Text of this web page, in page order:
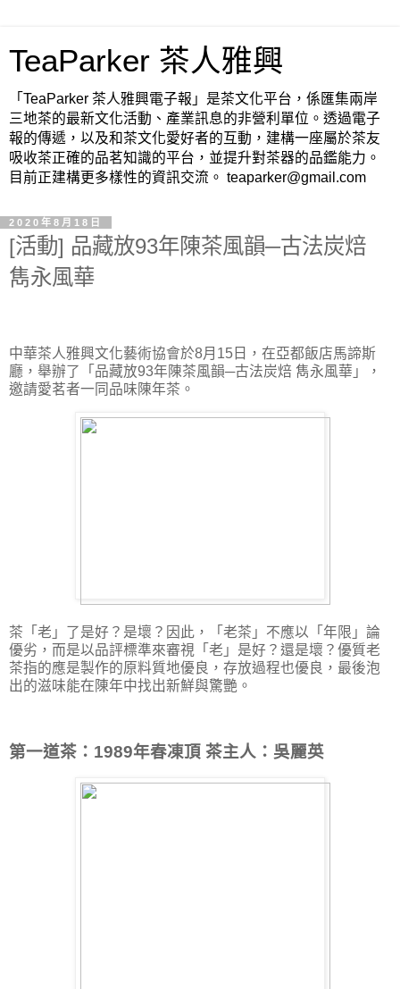
TeaParker 茶人雅興
「TeaParker 茶人雅興電子報」是茶文化平台，係匯集兩岸
三地茶的最新文化活動、產業訊息的非營利單位。透過電子
報的傳遞，以及和茶文化愛好者的互動，建構一座屬於茶友
吸收茶正確的品茗知識的平台，並提升對茶器的品鑑能力。
目前正建構更多樣性的資訊交流。 teaparker@gmail.com
2020年8月18日
[活動] 品藏放93年陳茶風韻─古法炭焙
雋永風華
中華茶人雅興文化藝術協會於8月15日，在亞都飯店馬諦斯
廳，舉辦了「品藏放93年陳茶風韻─古法炭焙 雋永風華」，
邀請愛茗者一同品味陳年茶。
茶「老」了是好？是壞？因此，「老茶」不應以「年限」論
優劣，而是以品評標準來審視「老」是好？還是壞？優質老
茶指的應是製作的原料質地優良，存放過程也優良，最後泡
出的滋味能在陳年中找出新鮮與驚艷。
第一道茶：1989年春凍頂 茶主人：吳麗英